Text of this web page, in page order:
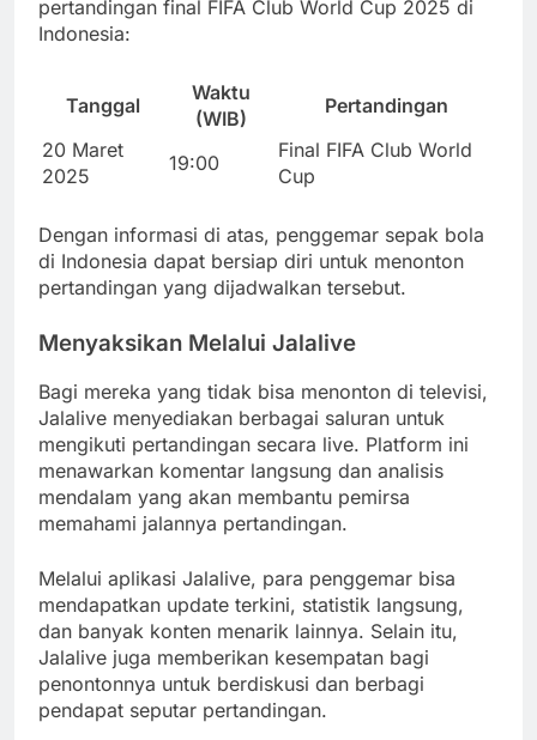
pertandingan final FIFA Club World Cup 2025 di
Indonesia:
Tanggal
Waktu
(WIB)
Pertandingan
20 Maret
2025
19:00
Final FIFA Club World
Cup
Dengan informasi di atas, penggemar sepak bola
di Indonesia dapat bersiap diri untuk menonton
pertandingan yang dijadwalkan tersebut.
Menyaksikan Melalui Jalalive
Bagi mereka yang tidak bisa menonton di televisi,
Jalalive menyediakan berbagai saluran untuk
mengikuti pertandingan secara live. Platform ini
menawarkan komentar langsung dan analisis
mendalam yang akan membantu pemirsa
memahami jalannya pertandingan.
Melalui aplikasi Jalalive, para penggemar bisa
mendapatkan update terkini, statistik langsung,
dan banyak konten menarik lainnya. Selain itu,
Jalalive juga memberikan kesempatan bagi
penontonnya untuk berdiskusi dan berbagi
pendapat seputar pertandingan.